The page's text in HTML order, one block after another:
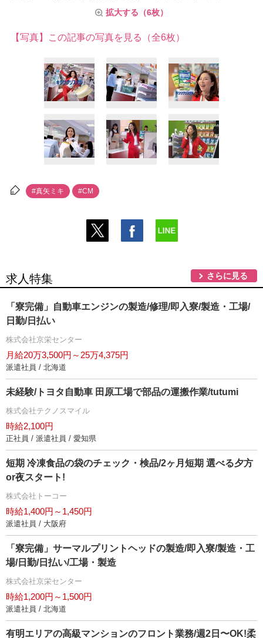
拡大する（6枚）
【写真】この記事の写真を見る（全6枚）
#真矢ミキ #CM
求人特集 さらに見る
「寮完備」自動車エンジンの製造/修理/即入寮/製造・工場/
日勤/日払い
株式会社京栄センター
月給20万3,500円～25万4,375円
派遣社員 / 北海道
未経験/トヨタ自動車 田原工場で部品の運搬作業/tutumi
株式会社テクノスマイル
時給2,100円
正社員 / 派遣社員 / 愛知県
短期 冷凍食品の袋のチェック・検品/2ヶ月短期 選べる夕方
or夜スタート!
株式会社トーコー
時給1,400円～1,450円
派遣社員 / 大阪府
「寮完備」サーマルプリントヘッドの製造/即入寮/製造・工
場/日勤/日払い/工場・製造
株式会社京栄センター
時給1,200円～1,500円
派遣社員 / 北海道
有明エリアの⾼級マンションのフロント業務/週2⽇〜OK!柔